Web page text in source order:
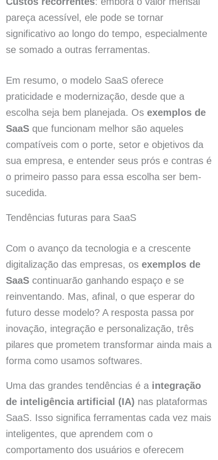
pareça acessível, ele pode se tornar
significativo ao longo do tempo, especialmente
se somado a outras ferramentas.
Em resumo, o modelo SaaS oferece
praticidade e modernização, desde que a
escolha seja bem planejada. Os exemplos de
SaaSque funcionam melhor são aqueles
compatíveis com o porte, setor e objetivos da
sua empresa, e entender seus prós e contras é
o primeiro passo para essa escolha ser bem-
sucedida.
Tendências futuras para SaaS
Com o avanço da tecnologia e a crescente
digitalização das empresas, os exemplos de
SaaScontinuarão ganhando espaço e se
reinventando. Mas, afinal, o que esperar do
futuro desse modelo? A resposta passa por
inovação, integração e personalização, três
pilares que prometem transformar ainda mais a
forma como usamos softwares.
Uma das grandes tendências é a integração
de inteligência artificial (IA) nas plataformas
SaaS. Isso significa ferramentas cada vez mais
inteligentes, que aprendem com o
comportamento dos usuários e oferecem